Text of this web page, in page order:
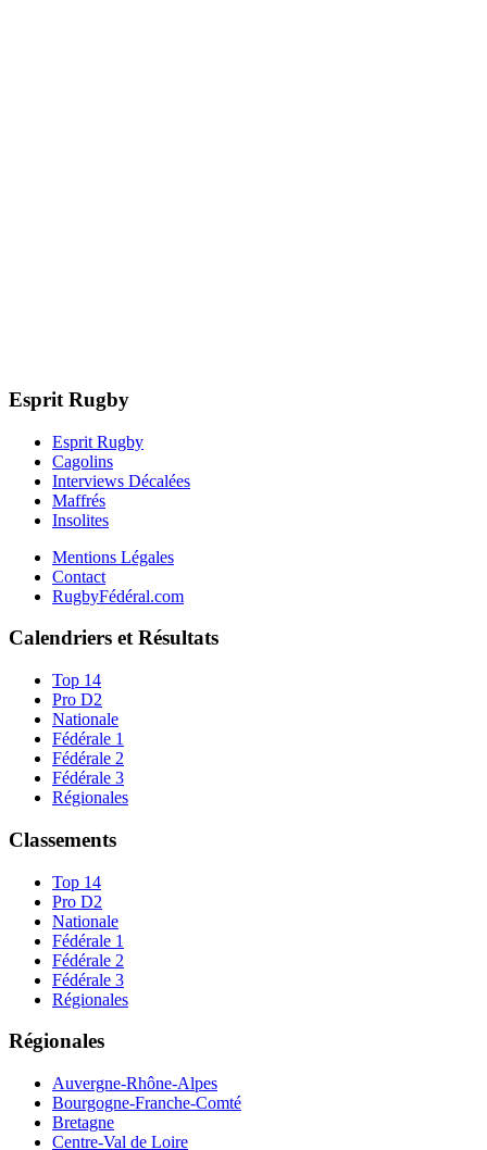
Esprit Rugby
Esprit Rugby
Cagolins
Interviews Décalées
Maffrés
Insolites
Mentions Légales
Contact
RugbyFédéral.com
Calendriers et Résultats
Top 14
Pro D2
Nationale
Fédérale 1
Fédérale 2
Fédérale 3
Régionales
Classements
Top 14
Pro D2
Nationale
Fédérale 1
Fédérale 2
Fédérale 3
Régionales
Régionales
Auvergne-Rhône-Alpes
Bourgogne-Franche-Comté
Bretagne
Centre-Val de Loire